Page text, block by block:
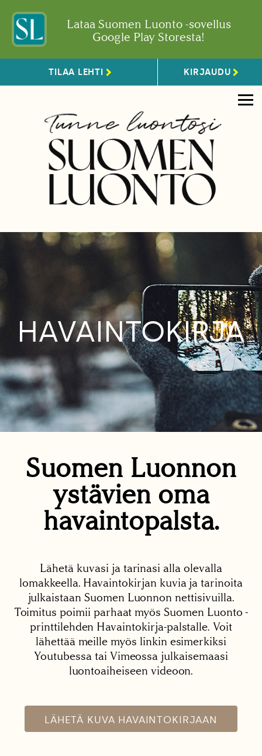
Lataa Suomen Luonto -sovellus
Google Play Storesta!
TILAA LEHTI KIRJAUDU
HAVAINTOKIRJA
Suomen Luonnon
ystävien oma
havaintopalsta.
Lähetä kuvasi ja tarinasi alla olevalla
lomakkeella. Havaintokirjan kuvia ja tarinoita
julkaistaan Suomen Luonnon nettisivuilla.
Toimitus poimii parhaat myös Suomen Luonto -
printtilehden Havaintokirja-palstalle. Voit
lähettää meille myös linkin esimerkiksi
Youtubessa tai Vimeossa julkaisemaasi
luontoaiheiseen videoon.
LÄHETÄ KUVA HAVAINTOKIRJAAN